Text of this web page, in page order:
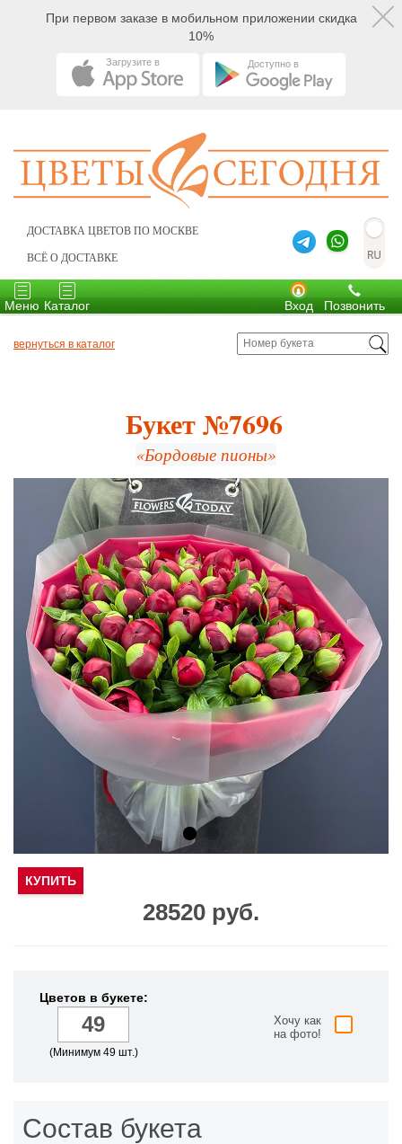
При первом заказе в мобильном приложении скидка
10%
Загрузите в Доступно в
ДОСТАВКА ЦВЕТОВ ПО МОСКВЕ
ВСЁ О ДОСТАВКЕ
Toggle
navigation
Меню
Toggle
navigation
Каталог Позвонить
Вход
вернуться в каталог
Букет №7696
«Бордовые пионы»
28520 руб.
КУПИТЬ
Цветов в букете:
(Минимум 49 шт.)
Хочу как
на фото!
Состав букета